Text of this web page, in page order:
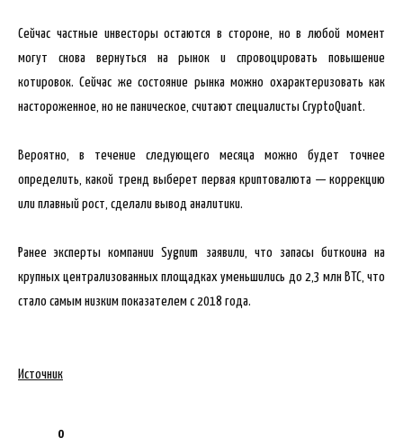
Сейчас частные инвесторы остаются в стороне, но в любой момент
могут снова вернуться на рынок и спровоцировать повышение
котировок. Сейчас же состояние рынка можно охарактеризовать как
настороженное, но не паническое, считают специалисты CryptoQuant.
Вероятно, в течение следующего месяца можно будет точнее
определить, какой тренд выберет первая криптовалюта — коррекцию
или плавный рост, сделали вывод аналитики.
Ранее эксперты компании Sygnum заявили, что запасы биткоина на
крупных централизованных площадках уменьшились до 2,3 млн BTC, что
стало самым низким показателем с 2018 года.
Источник
0